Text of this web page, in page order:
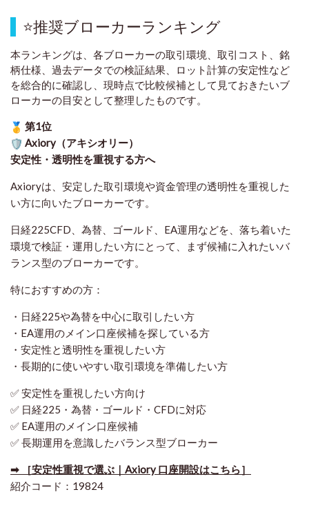
⭐推奨ブローカーランキング
本ランキングは、各ブローカーの取引環境、取引コスト、銘
柄仕様、過去データでの検証結果、ロット計算の安定性など
を総合的に確認し、現時点で比較候補として見ておきたいブ
ローカーの目安として整理したものです。
第1位
Axiory（アキシオリー）
安定性・透明性を重視する方へ
Axioryは、安定した取引環境や資金管理の透明性を重視した
い方に向いたブローカーです。
日経225CFD、為替、ゴールド、EA運用などを、落ち着いた
環境で検証・運用したい方にとって、まず候補に入れたいバ
ランス型のブローカーです。
特におすすめの方：
・日経225や為替を中心に取引したい方
・EA運用のメイン口座候補を探している方
・安定性と透明性を重視したい方
・長期的に使いやすい取引環境を準備したい方
✅ 安定性を重視したい方向け
✅ 日経225・為替・ゴールド・CFDに対応
✅ EA運用のメイン口座候補
✅ 長期運用を意識したバランス型ブローカー
➡ ［安定性重視で選ぶ｜Axiory 口座開設はこちら］
紹介コード：19824